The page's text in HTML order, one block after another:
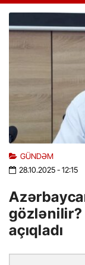
GÜNDƏM
28.10.2025- 12:15
gözlənilir?
açıqladı